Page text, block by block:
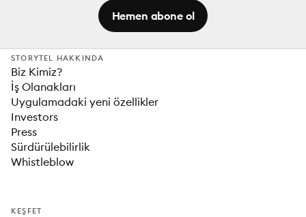
Hemen abone ol
STORYTEL HAKKINDA
Biz Kimiz?
İş Olanakları
Uygulamadaki yeni özellikler
Investors
Press
Sürdürülebilirlik
Whistleblow
KEŞFET